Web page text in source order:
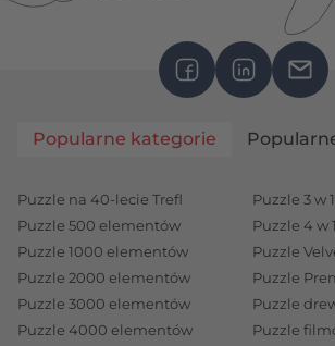
Popularne kategorie
Puzzle na 40-lecie Trefl
Puzzle 500 elementów
Puzzle 1000 elementów
Puzzle 2000 elementów
Puzzle 3000 elementów
Puzzle 4000 elementów
Puzzle 3 w 1
Puzzle 4 w 1
Puzzle
Puzzle
Puzzle
Puzzle